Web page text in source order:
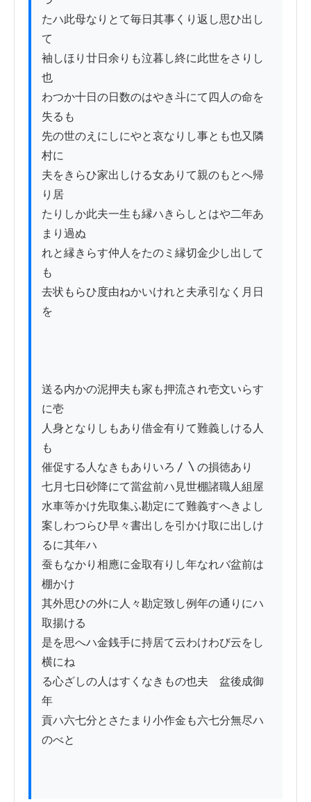
たハ此母なりとて毎日其事くり返し思ひ出し
て
袖しほり廿日余りも泣暮し終に此世をさりし
也
わつか十日の日数のはやき斗にて四人の命を
失るも
先の世のえにしにやと哀なりし事とも也又隣
村に
夫をきらひ家出しける女ありて親のもとへ帰
り居
たりしか此夫一生も縁ハきらしとはや二年あ
まり過ぬ
れと縁きらす仲人をたのミ縁切金少し出して
も
去状もらひ度由ねかいけれと夫承引なく月日
を
送る内かの泥押夫も家も押流され壱文いらす
に壱
人身となりしもあり借金有りて難義しける人
も
催促する人なきもありいろ〳〵の損徳あり
七月七日砂降にて當盆前ハ見世棚諸職人組屋
水車等かけ先取集ふ勘定にて難義すへきよし
案しわつらひ早々書出しを引かけ取に出しけ
るに其年ハ
蚕もなかり相應に金取有りし年なれバ盆前は
棚かけ
其外思ひの外に人々勘定致し例年の通りにハ
取揚ける
是を思へハ金銭手に持居て云わけわび云をし
横にね
る心ざしの人はすくなきもの也夫ゟ盆後成御
年
貢ハ六七分とさたまり小作金も六七分無尽ハ
のべと